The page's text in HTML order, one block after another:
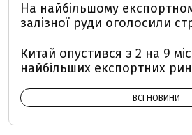
На найбільшому
залізної руди оголосили
Китай опустився з 2 на 9
найбільших експортних
ВСІ НОВИНИ